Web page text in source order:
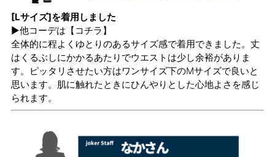
[Lサイズ]を着用しました
▶他コーデは 【コチラ】
全体的に程よくゆとりのあるサイズ感で着用できました。丈
はくるぶしにかかるあたりでウエストは少し余裕がありま
す。ピッタリさせたい方はワンサイズ下のMサイズで良いと
思います。肌に触れたときにひんやりとした心地よさを感じ
られます。